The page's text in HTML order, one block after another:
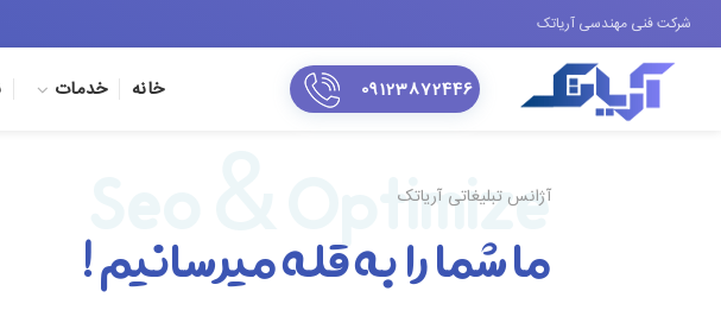
شرکت فنی مهندسی آریاتک
09123872446 خانه خدمات
Seo & Optimize
آژانس تبلیغاتی آریاتک
ما شما را به قله میرسانیم !